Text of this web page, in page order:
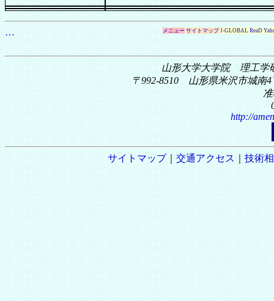
… メニュー サイトマップ J-GLOBAL ReaD
山形大学大学院 理工学
〒992-8510 山形県米沢市城南4
http://
サイトマップ｜ 交通アクセス 技術